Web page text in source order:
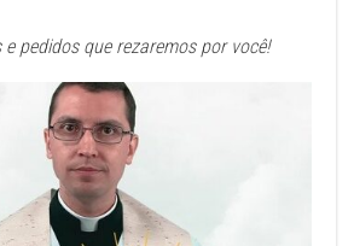
e pedidos que rezaremos por você!